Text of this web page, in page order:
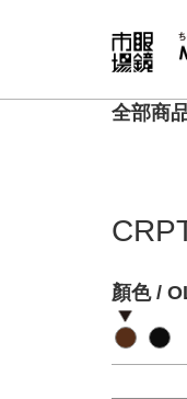
全部商
顏色 /